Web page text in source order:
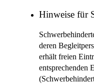
Hinweise für
deren
erhält freien
entsprechenden